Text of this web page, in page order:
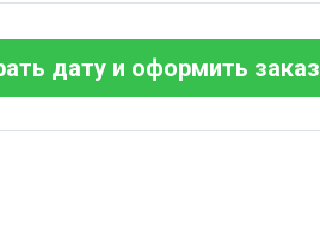
дату и оформить заказ